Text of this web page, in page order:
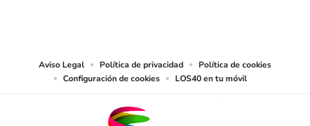
Aviso Legal Política de privacidad
Política de cookies
Configuración de cookies
LOS40 en tu móvil